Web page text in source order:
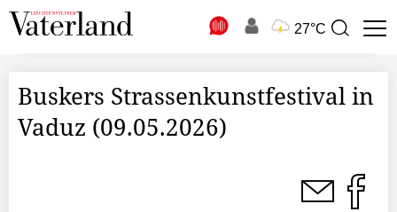
27°C
Suchbegriff
Buskers Strassenkunstfestival in
Vaduz (09.05.2026)